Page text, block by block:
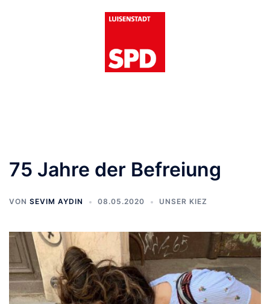
75 Jahre der Befreiung
VON SEVIM AYDIN 08.05.2020 UNSER KIEZ